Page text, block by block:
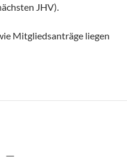
JHV).
Mitgliedsanträge liegen